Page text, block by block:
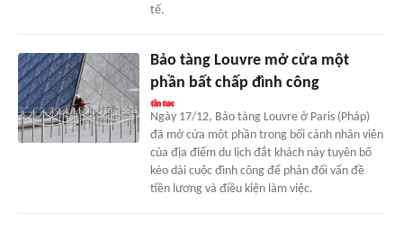
tế.
Bảo tàng Louvre mở cửa một
phần bất chấp đình công
Ngày 17/12, Bảo tàng Louvre ở Paris (Pháp)
đã mở cửa một phần trong bối cảnh nhân viên
của địa điểm du lịch đắt khách này tuyên bố
kéo dài cuộc đình công để phản đối vấn đề
tiền lương và điều kiện làm việc.